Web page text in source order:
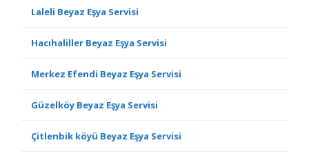
Laleli Beyaz Eşya Servisi
Hacıhaliller Beyaz Eşya Servisi
Merkez Efendi Beyaz Eşya Servisi
Güzelköy Beyaz Eşya Servisi
Çitlenbik köyü Beyaz Eşya Servisi